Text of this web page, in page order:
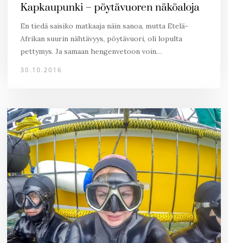
Kapkaupunki – pöytävuoren näköaloja
En tiedä saisiko matkaaja näin sanoa, mutta Etelä-
Afrikan suurin nähtävyys, pöytävuori, oli lopulta
pettymys. Ja samaan hengenvetoon voin…
30.10.2016